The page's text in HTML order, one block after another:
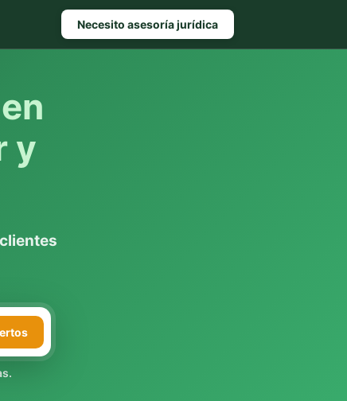
Necesito asesoría jurídica
y